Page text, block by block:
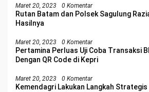
Maret 20, 2023 0 Komentar
Rutan Batam dan Polsek Sagulung
Hasilnya
Maret 20, 2023 0 Komentar
Pertamina Perluas Uji Coba Transaksi
Dengan QR Code di Kepri
Maret 20, 2023 0 Komentar
Kemendagri Lakukan Langkah